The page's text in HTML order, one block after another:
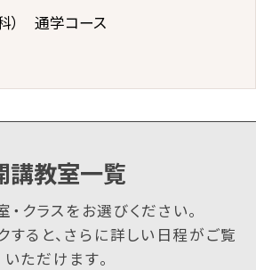
） 通学コース
講教室一覧
クラスをお選びください。
クすると、さらに詳しい日程がご覧
いただけます。